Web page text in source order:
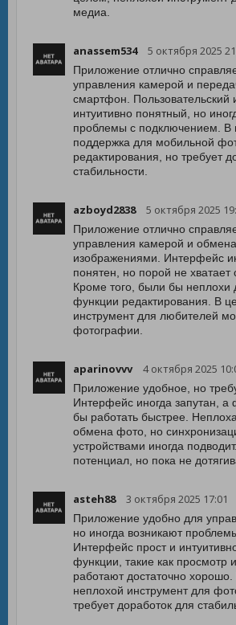
медиа.
anassem534 5 октября 2025
Приложение отлично
управления камерой и
смартфон. Пользовательский
интуитивно понятный, но
проблемы с подключением. В
поддержка для мобильной
редактирования, но требует
стабильности.
azboyd2838 5 октября 2025
Приложение отлично
управления камерой и обмена
изображениями. Интерфейс
понятен, но порой не хватает
Кроме того, были бы неплохи
функции редактирования. В
инструмент для любителей
фотографии.
aparinovvv 4 октября 2025
Приложение удобное, но
Интерфейс иногда запутан, а
бы работать быстрее.
обмена фото, но
устройствами иногда
потенциал, но пока не
asteh88 3 октября 2025 17:01
Приложение удобно для
но иногда возникают
Интерфейс прост и
функции, такие как просмотр
работают достаточно хорошо.
неплохой инструмент для
требует доработок для